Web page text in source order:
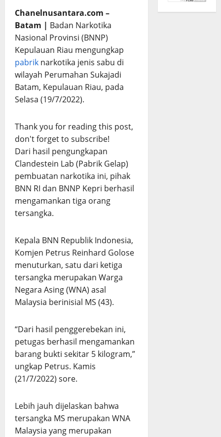
Chanelnusantara.com –
Batam | Badan Narkotika
Nasional Provinsi (BNNP)
Kepulauan Riau mengungkap
pabrik narkotika jenis sabu di
wilayah Perumahan Sukajadi
Batam, Kepulauan Riau, pada
Selasa (19/7/2022).
Thank you for reading this post,
don't forget to subscribe!
Dari hasil pengungkapan
Clandestein Lab (Pabrik Gelap)
pembuatan narkotika ini, pihak
BNN RI dan BNNP Kepri berhasil
mengamankan tiga orang
tersangka.
Kepala BNN Republik Indonesia,
Komjen Petrus Reinhard Golose
menuturkan, satu dari ketiga
tersangka merupakan Warga
Negara Asing (WNA) asal
Malaysia berinisial MS (43).
“Dari hasil penggerebekan ini,
petugas berhasil mengamankan
barang bukti sekitar 5 kilogram,”
ungkap Petrus. Kamis
(21/7/2022) sore.
Lebih jauh dijelaskan bahwa
tersangka MS merupakan WNA
Malaysia yang merupakan